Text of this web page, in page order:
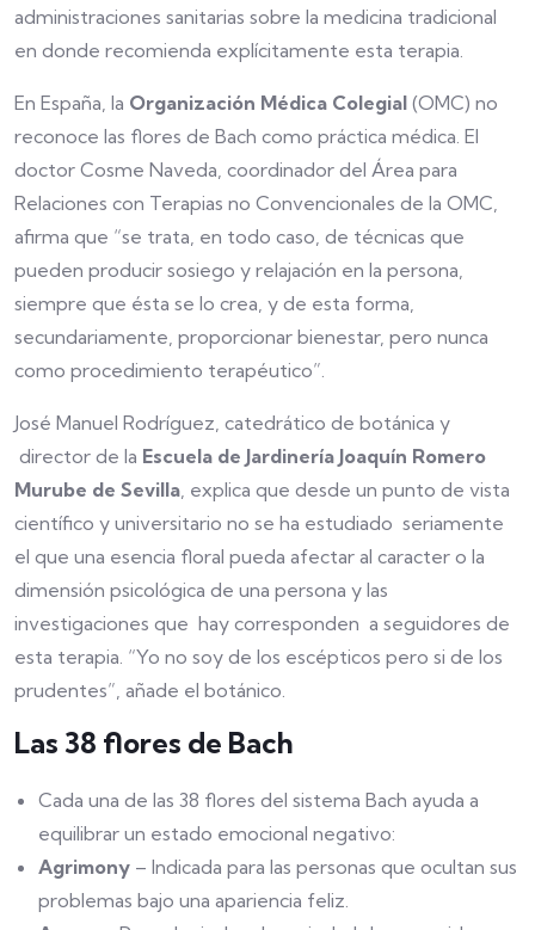
administraciones sanitarias sobre la medicina tradicional
en donde recomienda explícitamente esta terapia.
En España, la Organización Médica Colegial (OMC) no
reconoce las flores de Bach como práctica médica. El
doctor Cosme Naveda, coordinador del Área para
Relaciones con Terapias no Convencionales de la OMC,
afirma que “se trata, en todo caso, de técnicas que
pueden producir sosiego y relajación en la persona,
siempre que ésta se lo crea, y de esta forma,
secundariamente, proporcionar bienestar, pero nunca
como procedimiento terapéutico”.
José Manuel Rodríguez, catedrático de botánica y
director de la Escuela de Jardinería Joaquín Romero
Murube de Sevilla, explica que desde un punto de vista
científico y universitario no se ha estudiado seriamente
el que una esencia floral pueda afectar al caracter o la
dimensión psicológica de una persona y las
investigaciones que hay corresponden a seguidores de
esta terapia. “Yo no soy de los escépticos pero si de los
prudentes”, añade el botánico.
Las 38 flores de Bach
Cada una de las 38 flores del sistema Bach ayuda a
equilibrar un estado emocional negativo:
Agrimony – Indicada para las personas que ocultan sus
problemas bajo una apariencia feliz.